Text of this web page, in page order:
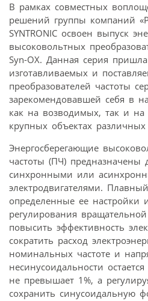
В рамках совместных
решений группы компаний
SYNTRONIC освоен выпуск
высоковольтных
Syn-OX. Данная серия
изготавливаемых и
преобразователей частоты
зарекомендовавшей себя в
как на возводимых, так и
крупных объектах
Энергосберегающие
частоты (ПЧ) предназначены
синхронными или
электродвигателями.
определенные ее настройки
регулирования
повысить эффективность
сократить расход
номинальных частоте и
несинусоидальности
не превышает 1%, а
сохранить синусоидальную